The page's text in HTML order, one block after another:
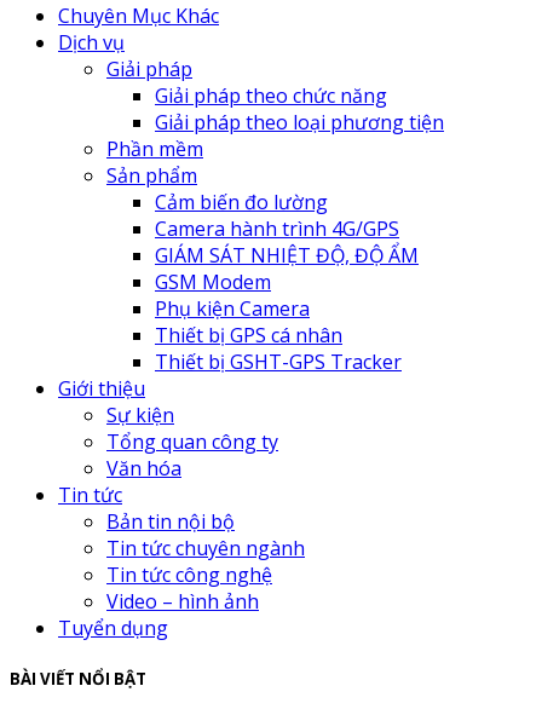
Chuyên Mục Khác
Dịch vụ
Giải pháp
Giải pháp theo chức năng
Giải pháp theo loại phương tiện
Phần mềm
Sản phẩm
Cảm biến đo lường
Camera hành trình 4G/GPS
GIÁM SÁT NHIỆT ĐỘ, ĐỘ ẨM
GSM Modem
Phụ kiện Camera
Thiết bị GPS cá nhân
Thiết bị GSHT-GPS Tracker
Giới thiệu
Sự kiện
Tổng quan công ty
Văn hóa
Tin tức
Bản tin nội bộ
Tin tức chuyên ngành
Tin tức công nghệ
Video – hình ảnh
Tuyển dụng
BÀI VIẾT NỔI BẬT